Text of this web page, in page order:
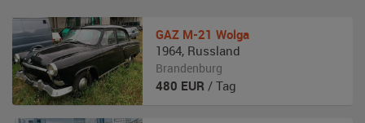
GAZ M-21 Wolga
1964, Russland
Brandenburg
480 EUR / Tag